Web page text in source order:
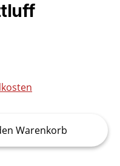
gewünschten
Warenkorb